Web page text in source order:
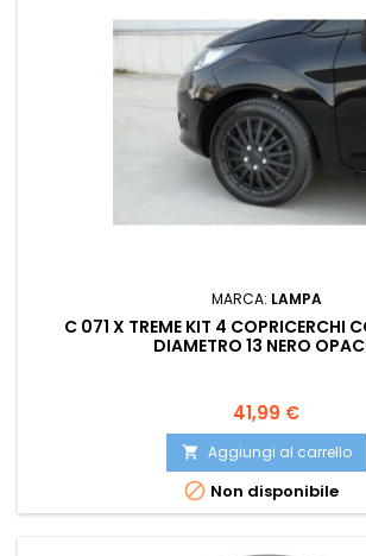
MARCA: LAMPA
C 071 X TREME KIT 4 COPRICERCHI
DIAMETRO 13 NERO
Prezzo
41,99 €
 Aggiungi al carrello
 Non disponibile